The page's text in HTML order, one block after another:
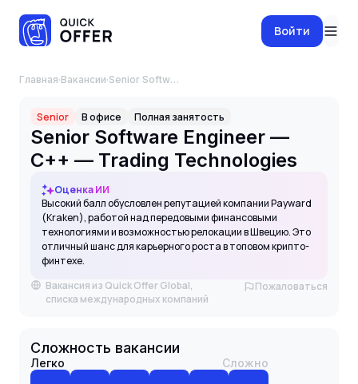
Войти
Главная·Вакансии· Senior Software Engineer — C++ — Trading Technologies
Senior В офисе Полная занятость
Senior Software Engineer —
C++ — Trading Technologies
Оценка ИИ
Высокий балл обусловлен репутацией компании Payward
(Kraken), работой над передовыми финансовыми
технологиями и возможностью релокации в Швецию. Это
отличный шанс для карьерного роста в топовом крипто-
финтехе.
Вакансия из Quick Offer Global,
списка международных компаний
Пожаловаться
Сложность вакансии
Легко Сложно